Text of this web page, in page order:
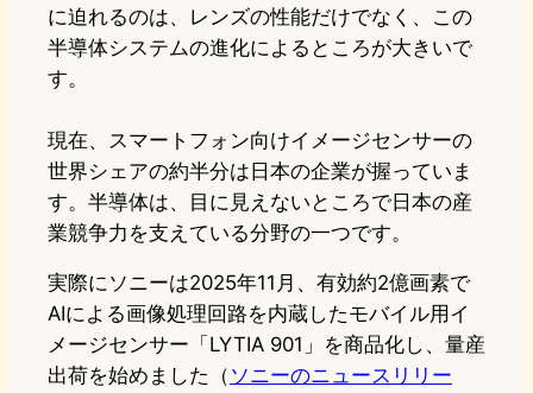
に迫れるのは、レンズの性能だけでなく、この
半導体システムの進化によるところが大きいで
す。
現在、スマートフォン向けイメージセンサーの
世界シェアの約半分は日本の企業が握っていま
す。半導体は、目に見えないところで日本の産
業競争力を支えている分野の一つです。
実際にソニーは2025年11月、有効約2億画素で
AIによる画像処理回路を内蔵したモバイル用イ
メージセンサー「LYTIA 901」を商品化し、量産
出荷を始めました（ ソニーのニュースリリー